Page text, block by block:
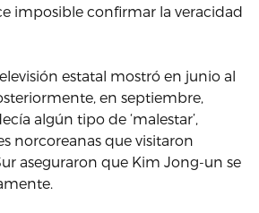
imposible confirmar la veracidad
estatal mostró en junio al
en septiembre,
algún tipo de ‘malestar’,
norcoreanas que visitaron
aseguraron que Kim Jong-un se